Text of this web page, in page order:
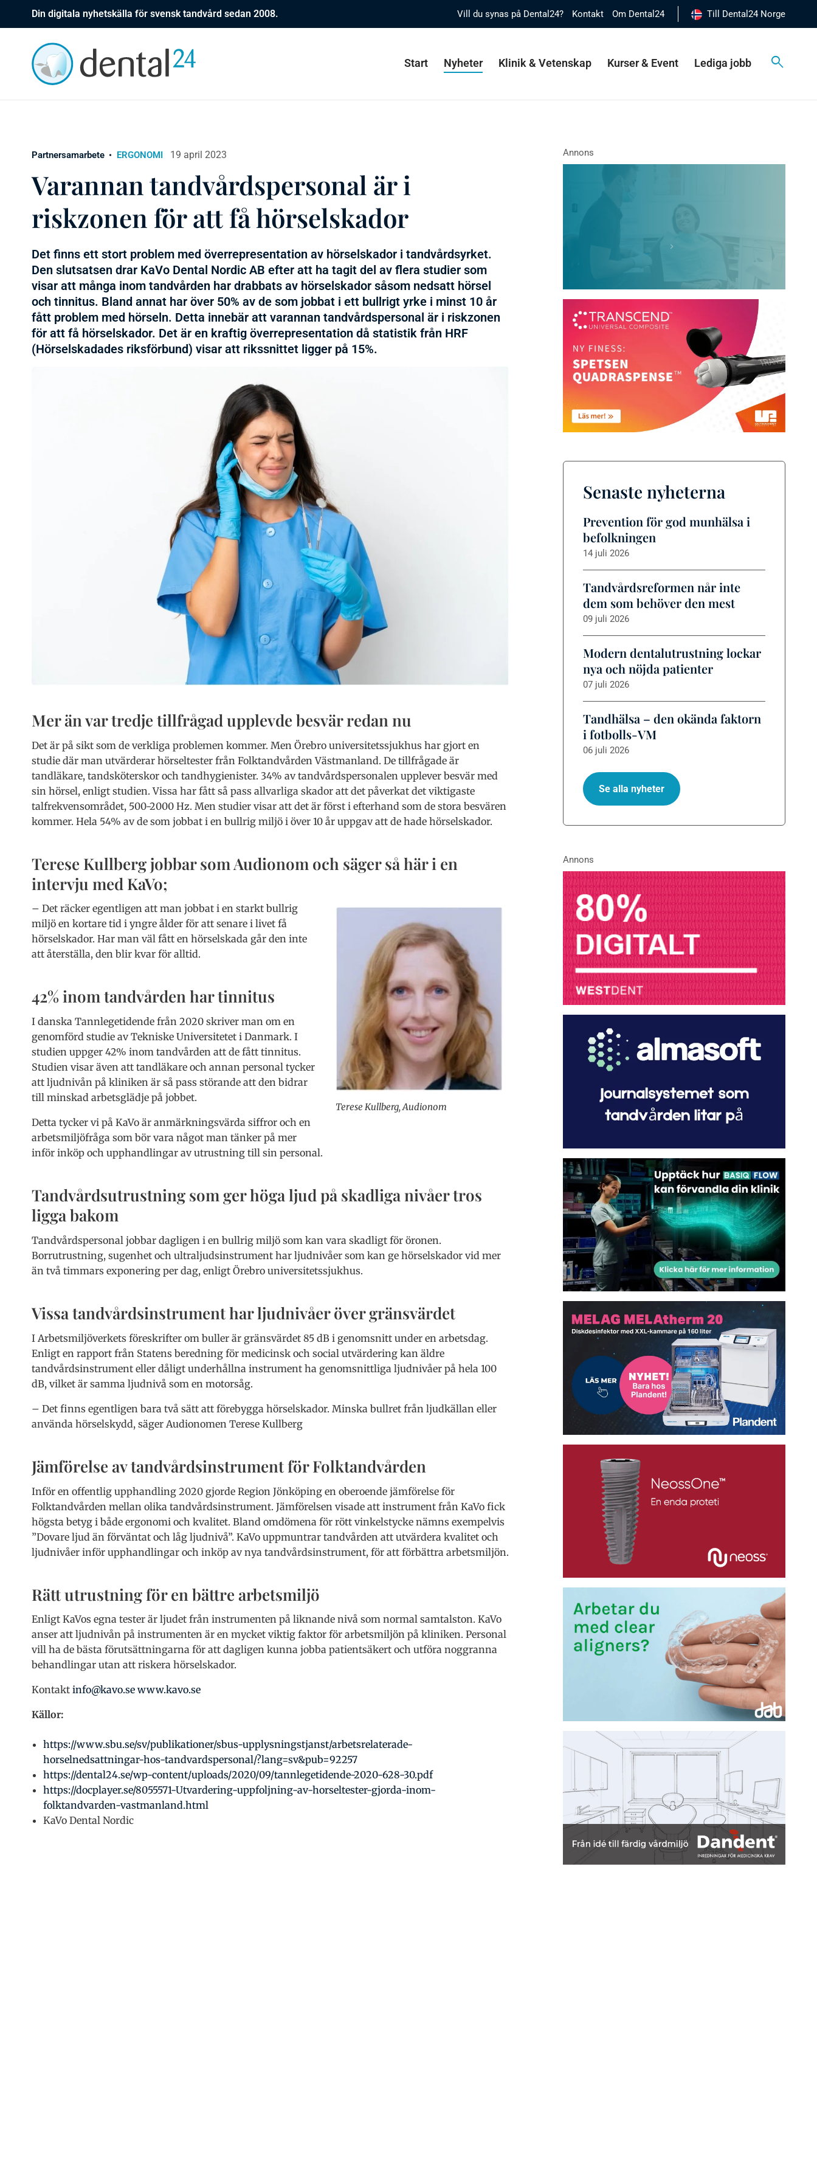
Din digitala nyhetskälla för svensk tandvård sedan 2008. Vill du synas på Dental24? Kontakt Om Dental24 Till Dental24 Norge
Start Nyheter Klinik & Vetenskap Kurser & Event Lediga jobb
Partnersamarbete ERGONOMI 19 april 2023
Varannan tandvårdspersonal är i
riskzonen för att få hörselskador
Det finns ett stort problem med överrepresentation av hörselskador i tandvårdsyrket.
Den slutsatsen drar KaVo Dental Nordic AB efter att ha tagit del av flera studier som
visar att många inom tandvården har drabbats av hörselskador såsom nedsatt hörsel
och tinnitus. Bland annat har över 50% av de som jobbat i ett bullrigt yrke i minst 10 år
fått problem med hörseln. Detta innebär att varannan tandvårdspersonal är i riskzonen
för att få hörselskador. Det är en kraftig överrepresentation då statistik från HRF
(Hörselskadades riksförbund) visar att rikssnittet ligger på 15%.
Mer än var tredje tillfrågad upplevde besvär redan nu
Det är på sikt som de verkliga problemen kommer. Men Örebro universitetssjukhus har gjort en
studie där man utvärderar hörseltester från Folktandvården Västmanland. De tillfrågade är
tandläkare, tandsköterskor och tandhygienister. 34% av tandvårdspersonalen upplever besvär med
sin hörsel, enligt studien. Vissa har fått så pass allvarliga skador att det påverkat det viktigaste
talfrekvensområdet, 500-2000 Hz. Men studier visar att det är först i efterhand som de stora besvären
kommer. Hela 54% av de som jobbat i en bullrig miljö i över 10 år uppgav att de hade hörselskador.
Terese Kullberg jobbar som Audionom och säger så här i en
intervju med KaVo;
Terese Kullberg, Audionom
– Det räcker egentligen att man jobbat i en starkt bullrig
miljö en kortare tid i yngre ålder för att senare i livet få
hörselskador. Har man väl fått en hörselskada går den inte
att återställa, den blir kvar för alltid.
42% inom tandvården har tinnitus
I danska Tannlegetidende från 2020 skriver man om en
genomförd studie av Tekniske Universitetet i Danmark. I
studien uppger 42% inom tandvården att de fått tinnitus.
Studien visar även att tandläkare och annan personal tycker
att ljudnivån på kliniken är så pass störande att den bidrar
till minskad arbetsglädje på jobbet.
Detta tycker vi på KaVo är anmärkningsvärda siffror och en
arbetsmiljöfråga som bör vara något man tänker på mer
inför inköp och upphandlingar av utrustning till sin personal.
Tandvårdsutrustning som ger höga ljud på skadliga nivåer tros
ligga bakom
Tandvårdspersonal jobbar dagligen i en bullrig miljö som kan vara skadligt för öronen.
Borrutrustning, sugenhet och ultraljudsinstrument har ljudnivåer som kan ge hörselskador vid mer
än två timmars exponering per dag, enligt Örebro universitetssjukhus.
Vissa tandvårdsinstrument har ljudnivåer över gränsvärdet
I Arbetsmiljöverkets föreskrifter om buller är gränsvärdet 85 dB i genomsnitt under en arbetsdag.
Enligt en rapport från Statens beredning för medicinsk och social utvärdering kan äldre
tandvårdsinstrument eller dåligt underhållna instrument ha genomsnittliga ljudnivåer på hela 100
dB, vilket är samma ljudnivå som en motorsåg.
– Det finns egentligen bara två sätt att förebygga hörselskador. Minska bullret från ljudkällan eller
använda hörselskydd, säger Audionomen Terese Kullberg
Jämförelse av tandvårdsinstrument för Folktandvården
Inför en offentlig upphandling 2020 gjorde Region Jönköping en oberoende jämförelse för
Folktandvården mellan olika tandvårdsinstrument. Jämförelsen visade att instrument från KaVo fick
högsta betyg i både ergonomi och kvalitet. Bland omdömena för rött vinkelstycke nämns exempelvis
”Dovare ljud än förväntat och låg ljudnivå”. KaVo uppmuntrar tandvården att utvärdera kvalitet och
ljudnivåer inför upphandlingar och inköp av nya tandvårdsinstrument, för att förbättra arbetsmiljön.
Rätt utrustning för en bättre arbetsmiljö
Enligt KaVos egna tester är ljudet från instrumenten på liknande nivå som normal samtalston. KaVo
anser att ljudnivån på instrumenten är en mycket viktig faktor för arbetsmiljön på kliniken. Personal
vill ha de bästa förutsättningarna för att dagligen kunna jobba patientsäkert och utföra noggranna
behandlingar utan att riskera hörselskador.
Kontakt info@kavo.se www.kavo.se
Källor:
https://www.sbu.se/sv/publikationer/sbus-upplysningstjanst/arbetsrelaterade-
horselnedsattningar-hos-tandvardspersonal/?lang=sv&pub=92257
https://dental24.se/wp-content/uploads/2020/09/tannlegetidende-2020-628-30.pdf
https://docplayer.se/8055571-Utvardering-uppfoljning-av-horseltester-gjorda-inom-
folktandvarden-vastmanland.html
KaVo Dental Nordic
Senaste nyheterna
Prevention för god munhälsa i
befolkningen
14 juli 2026
Tandvårdsreformen når inte
dem som behöver den mest
09 juli 2026
Modern dentalutrustning lockar
nya och nöjda patienter
07 juli 2026
Tandhälsa – den okända faktorn
i fotbolls-VM
06 juli 2026
Se alla nyheter